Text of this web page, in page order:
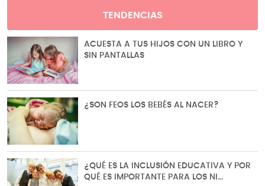
TENDENCIAS
ACUESTA A TUS HIJOS CON UN LIBRO Y
SIN PANTALLAS
¿SON FEOS LOS BEBÉS AL NACER?
¿QUÉ ES LA INCLUSIÓN EDUCATIVA Y POR
QUÉ ES IMPORTANTE PARA LOS NI…